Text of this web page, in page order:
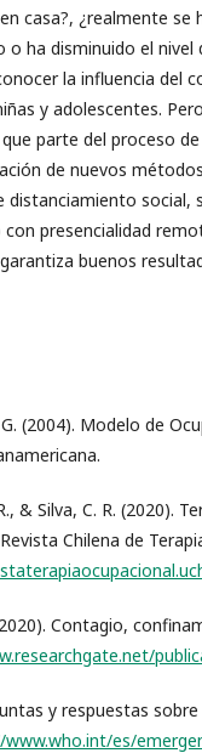
casa?, ¿realmente
o ha disminuido el nivel
la influencia del
y adolescentes.
parte del proceso
de nuevos
distanciamiento social,
presencialidad
buenos
(2004). Modelo de
& Silva, C. R. (2020).
Chilena de
Contagio,
y respuestas
es/